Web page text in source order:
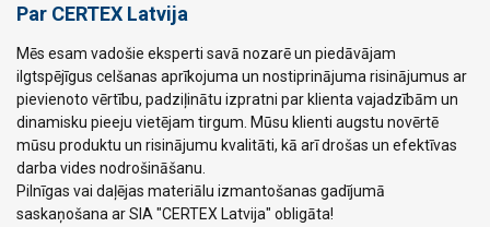
Par CERTEX Latvija
Mēs esam vadošie eksperti savā nozarē un piedāvājam
ilgtspējīgus celšanas aprīkojuma un nostiprinājuma risinājumus ar
pievienoto vērtību, padziļinātu izpratni par klienta vajadzībām un
dinamisku pieeju vietējam tirgum. Mūsu klienti augstu novērtē
mūsu produktu un risinājumu kvalitāti, kā arī drošas un efektīvas
darba vides nodrošināšanu.
Pilnīgas vai daļējas materiālu izmantošanas gadījumā
saskaņošana ar SIA "CERTEX Latvija" obligāta!